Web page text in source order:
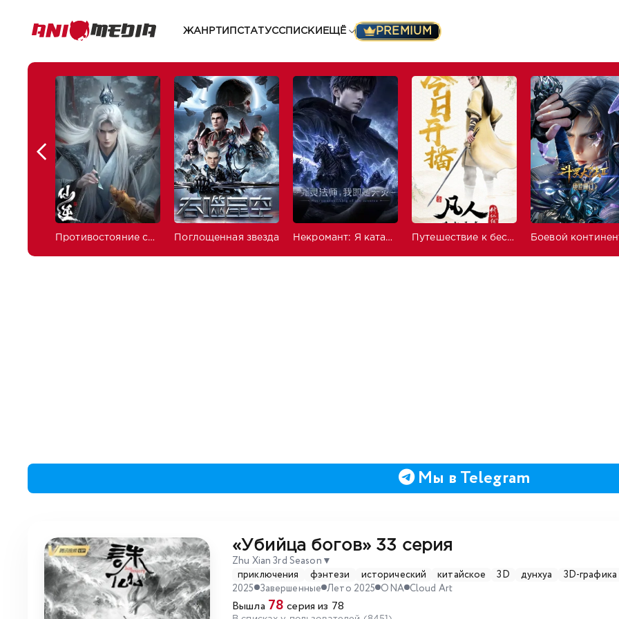
ЖАНРТИП СТАТУССПИСКИ ЕЩЁ PREMIUM
Противостояние святого Поглощенная звезда Некромант: Я катастрофа Путешествие к бессмертию
Мы в Telegram
«Убийца богов»33 серия
Zhu Xian 3rd Season ▼
приключения
фэнтези исторический китайское 3D дунхуа
3D-графика
2025 Завершенные Лето 2025 ONA Cloud Art
Вышла 78 серия из 78